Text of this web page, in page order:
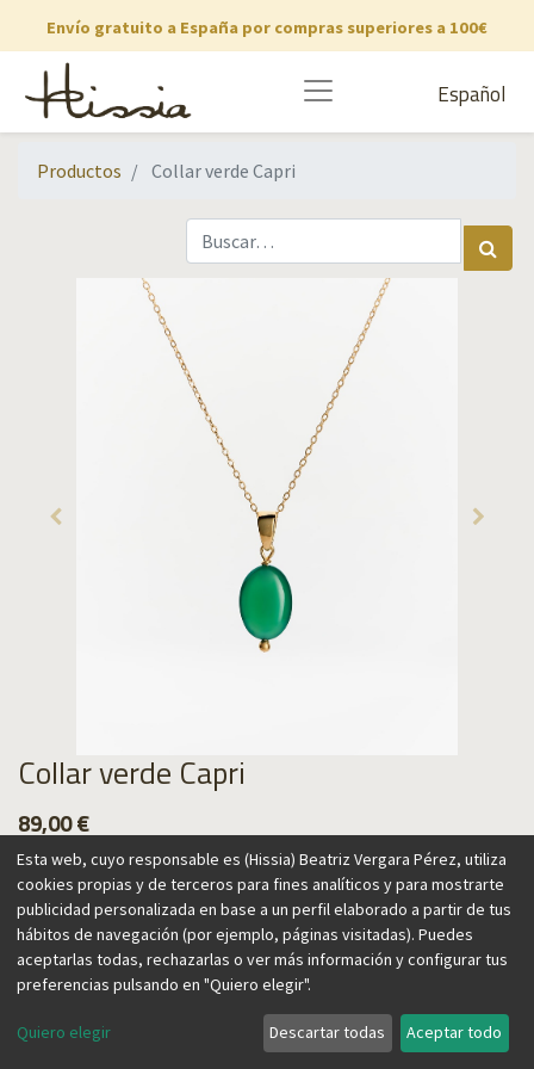
Envío gratuito a España por compras superiores a 100€
Español
Productos Collar verde Capri
Collar verde Capri
89,00€
Agregar al carrito
Esta gargantilla ajustable añadirá un toque de color a tus
Esta web, cuyo responsable es (Hissia) Beatriz Vergara Pérez, utiliza
cookies propias y de terceros para fines analíticos y para mostrarte
publicidad personalizada en base a un perfil elaborado a partir de tus
hábitos de navegación (por ejemplo, páginas visitadas). Puedes
aceptarlas todas, rechazarlas o ver más información y configurar tus
preferencias pulsando en "Quiero elegir".
Quiero elegir Descartar todas Aceptar todo